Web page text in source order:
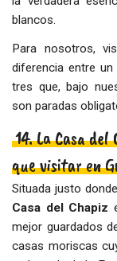
blancos.
Para nosotros,
diferencia entre
tres que, bajo
son paradas
14. La Casa
que visitar en
Situada justo
Casa del Chapiz
mejor guardados
casas moriscas